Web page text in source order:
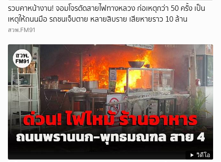
รวบคาหน้างาน! จอมโจรตัดสายไฟทางหลวง ก่อเหตุกว่า 50 ครั้ง เป็น
เหตุให้ถนนมือ รถชนเจ็บตาย หลายสิบราย เสียหายราว 10 ล้าน
สวพ.FM91
วิดีโอ